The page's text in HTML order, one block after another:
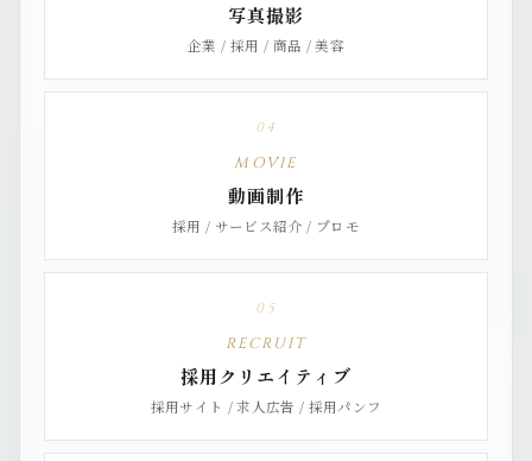
写真撮影
企業 / 採用 / 商品 / 美容
04
MOVIE
動画制作
採用 / サービス紹介 / プロモ
05
RECRUIT
採用クリエイティブ
採用サイト / 求人広告 / 採用パンフ